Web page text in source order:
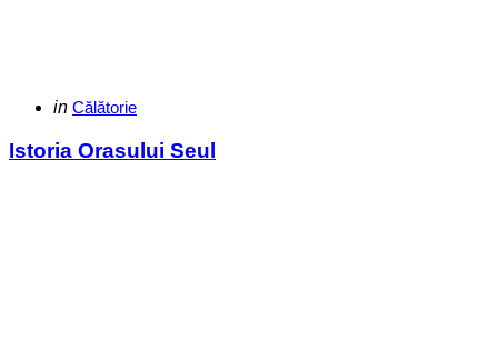
Categories
Posted
in Călătorie
Istoria Orasului Seul